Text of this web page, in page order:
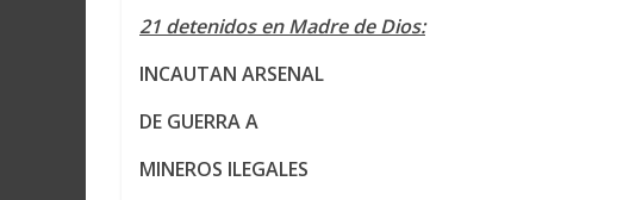
21 detenidos en Madre de Dios:
INCAUTAN ARSENAL
DE GUERRA A
MINEROS ILEGALES